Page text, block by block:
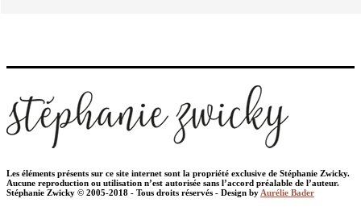
Les éléments présents sur ce site internet sont la propriété exclusive de Stéphanie Zwicky.
Aucune reproduction ou utilisation n’est autorisée sans l’accord préalable de l’auteur.
Stéphanie Zwicky © 2005-2018 - Tous droits réservés - Design by Aurélie Bader